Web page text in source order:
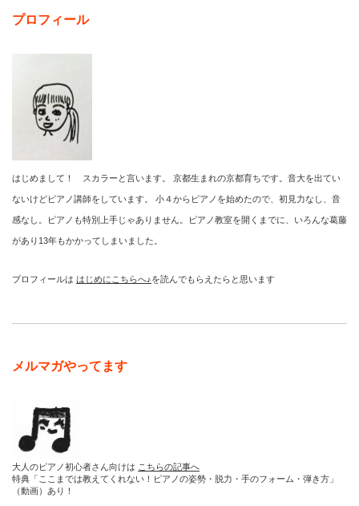
プロフィール
はじめまして！ スカラーと言います。 京都生まれの京都育ちです。音大を出てい
ないけどピアノ講師をしています。 小４からピアノを始めたので、初見力なし、音
感なし。ピアノも特別上手じゃありません。ピアノ教室を開くまでに、いろんな葛藤
があり13年もかかってしまいました。
プロフィールは はじめにこちらへ♪を読んでもらえたらと思います
メルマガやってます
大人のピアノ初心者さん向けは こちらの記事へ
特典「ここまでは教えてくれない！ピアノの姿勢・脱力・手のフォーム・弾き方」
（動画）あり！